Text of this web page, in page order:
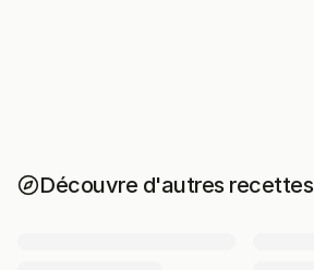
Découvre d'autres recettes